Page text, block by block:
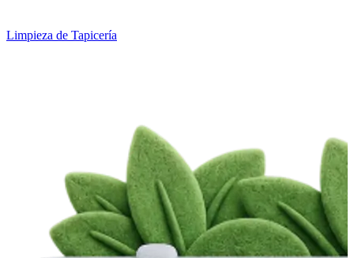
Limpieza de Tapicería